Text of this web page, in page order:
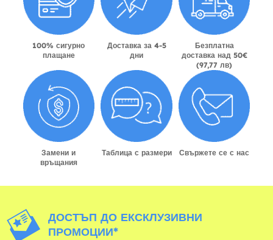
100% сигурно
плащане
Доставка за 4-5
дни
Безплатна
доставка над 50€
(97,77 лв)
Замени и
връщания
Таблица с размери Свържете се с нас
ДОСТЪП ДО ЕКСКЛУЗИВНИ
ПРОМОЦИИ*